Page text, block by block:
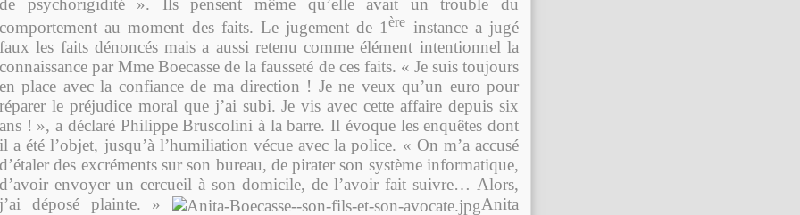
de psychorigidité ». Ils pensent même qu’elle avait un trouble du
comportement au moment des faits. Le jugement de 1ère instance a jugé
faux les faits dénoncés mais a aussi retenu comme élément intentionnel la
connaissance par Mme Boecasse de la fausseté de ces faits. « Je suis toujours
en place avec la confiance de ma direction ! Je ne veux qu’un euro pour
réparer le préjudice moral que j’ai subi. Je vis avec cette affaire depuis six
ans ! », a déclaré Philippe Bruscolini à la barre. Il évoque les enquêtes dont
il a été l’objet, jusqu’à l’humiliation vécue avec la police. « On m’a accusé
d’étaler des excréments sur son bureau, de pirater son système informatique,
d’avoir envoyer un cercueil à son domicile, de l’avoir fait suivre… Alors,
j’ai déposé plainte. »
Anita